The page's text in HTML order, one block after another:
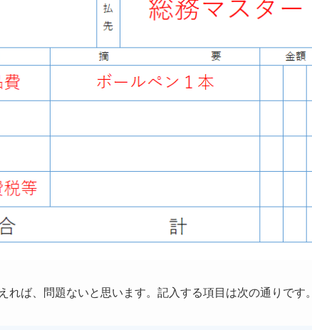
れば、問題ないと思います。記入する項目は次の通りです。